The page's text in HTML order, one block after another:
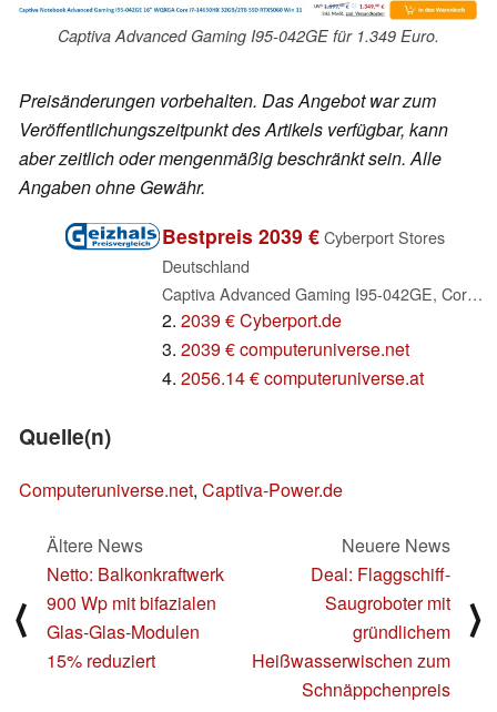
Captiva Advanced Gaming I95-042GE für 1.349 Euro.
Preisänderungen vorbehalten. Das Angebot war zum
Veröffentlichungszeitpunkt des Artikels verfügbar, kann
aber zeitlich oder mengenmäßig beschränkt sein. Alle
Angaben ohne Gewähr.
Bestpreis 2039 € Cyberport Stores
Deutschland
Captiva Advanced Gaming I95-042GE, Core i7-14650HX, 32GB RAM, 2TB SSD, GeForce RTX 5060, DE (95042)
2. 2039 € Cyberport.de
3. 2039 € computeruniverse.net
4. 2056.14 € computeruniverse.at
Quelle(n)
Computeruniverse.net, Captiva-Power.de
⟨
Ältere News
Netto: Balkonkraftwerk
900 Wp mit bifazialen
Glas-Glas-Modulen
15% reduziert
Neuere News
Deal: Flaggschiff-
Saugroboter mit
gründlichem
Heißwasserwischen zum
Schnäppchenpreis
⟩